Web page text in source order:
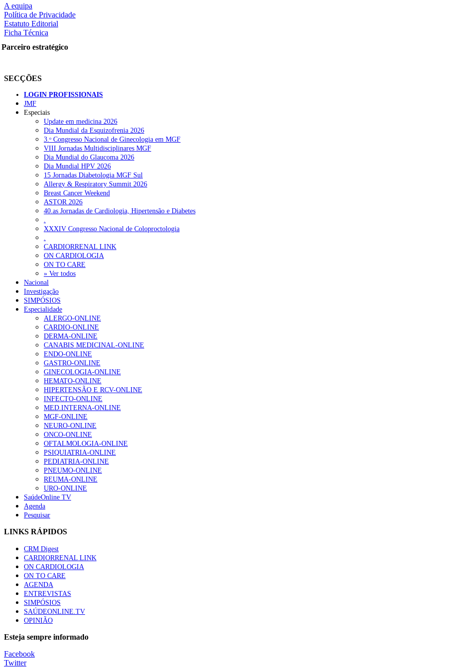
RECENTES
SCORA X-Change Portugal promove formação internacional em saúde sexual e reprodutiva
ANEM reúne com coordenador do Pacto Estratégico para a Saúde
Sindicato diz que nova carreira de médicos dentistas reforça estabilidade no SNS
MAIS LIDAS
Enfermagem Forense. “Da urgência ao tribunal, cada gesto conta e cada profissional faz a diferença”
202 visualizações
Alguns milhares de utentes podem ficar sem médico de família com nova regras do registo, alerta associação
175 visualizações
Quase quatro em cada dez doentes com enfarte apresentavam níveis elevados de Lp(a), revela estudo
86 visualizações
“Os programas de rastreio do cancro do pulmão são custo-efetivos e representam um investimento sustentável para os sistemas de saúde”
66 visualizações
Trodelvy aprovado para primeira linha no cancro da mama triplo negativo metastático em doentes não elegíveis para inibidores PD-(L)1
61 visualizações
Especialistas defendem mais potássio na alimentação para ajudar a controlar a hipertensão
57 visualizações
NOTÍCIAS RELACIONADAS
Sindicato diz que nova carreira de médicos dentistas reforça estabilidade no SNS
6 Ago, 2026|0 Comments
A equipa
Política de Privacidade
Estatuto Editorial
Ficha Técnica
Parceiro estratégico
SECÇÕES
LOGIN PROFISSIONAIS
JMF
Especiais
Update em medicina 2026
Dia Mundial da Esquizofrenia 2026
3.ᵒ Congresso Nacional de Ginecologia em MGF
VIII Jornadas Multidisciplinares MGF
Dia Mundial do Glaucoma 2026
Dia Mundial HPV 2026
15 Jornadas Diabetologia MGF Sul
Allergy & Respiratory Summit 2026
Breast Cancer Weekend
ASTOR 2026
40.as Jornadas de Cardiologia, Hipertensão e Diabetes
.
XXXIV Congresso Nacional de Coloproctologia
.
CARDIORRENAL LINK
ON CARDIOLOGIA
ON TO CARE
» Ver todos
Nacional
Investigação
SIMPÓSIOS
Especialidade
ALERGO-ONLINE
CARDIO-ONLINE
DERMA-ONLINE
CANABIS MEDICINAL-ONLINE
ENDO-ONLINE
GASTRO-ONLINE
GINECOLOGIA-ONLINE
HEMATO-ONLINE
HIPERTENSÃO E RCV-ONLINE
INFECTO-ONLINE
MED.INTERNA-ONLINE
MGF-ONLINE
NEURO-ONLINE
ONCO-ONLINE
OFTALMOLOGIA-ONLINE
PSIQUIATRIA-ONLINE
PEDIATRIA-ONLINE
PNEUMO-ONLINE
REUMA-ONLINE
URO-ONLINE
SaúdeOnline TV
Agenda
Pesquisar
LINKS RÁPIDOS
CRM Digest
CARDIORRENAL LINK
ON CARDIOLOGIA
ON TO CARE
AGENDA
ENTREVISTAS
SIMPÓSIOS
SAÚDEONLINE.TV
OPINIÃO
Esteja sempre informado
Facebook
Twitter